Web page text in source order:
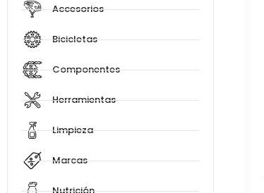
Accesorios
Bicicletas
Componentes
Herramientas
Limpieza
Marcas